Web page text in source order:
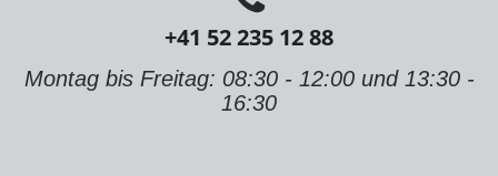
+41 52 235 12 88
Montag bis Freitag: 08:30 - 12:00 und 13:30 -
16:30